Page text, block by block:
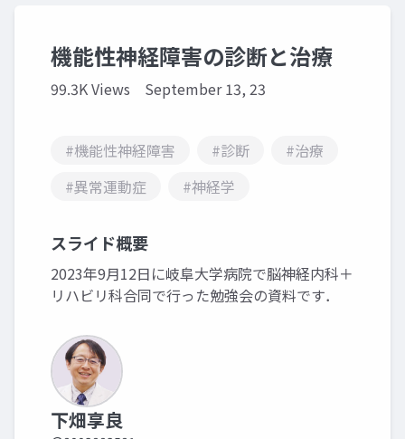
機能性神経障害の診断と治療
99.3K Views September 13, 23
#機能性神経障害 #診断
#治療
#異常運動症
#神経学
スライド概要
2023年9月12日に岐阜大学病院で脳神経内科＋
リハビリ科合同で行った勉強会の資料です．
下畑享良